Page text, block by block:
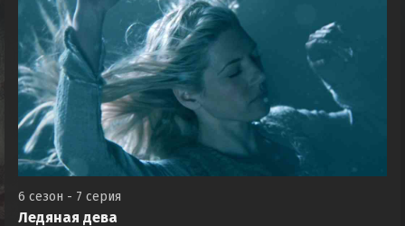
6 сезон - 7 серия
Ледяная дева